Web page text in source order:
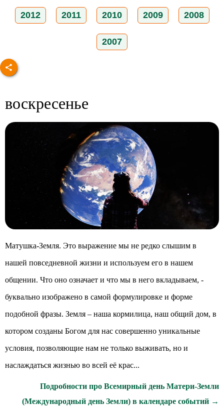
2012 2011 2010 2009 2008
2007
воскресенье
Матушка-Земля. Это выражение мы не редко слышим в
нашей повседневной жизни и используем его в нашем
общении. Что оно означает и что мы в него вкладываем, -
буквально изображено в самой формулировке и форме
подобной фразы. Земля – наша кормилица, наш общий дом, в
котором созданы Богом для нас совершенно уникальные
условия, позволяющие нам не только выживать, но и
наслаждаться жизнью во всей её крас...
Подробности про Всемирный день Матери-Земли
(Международный день Земли) в календаре событий →